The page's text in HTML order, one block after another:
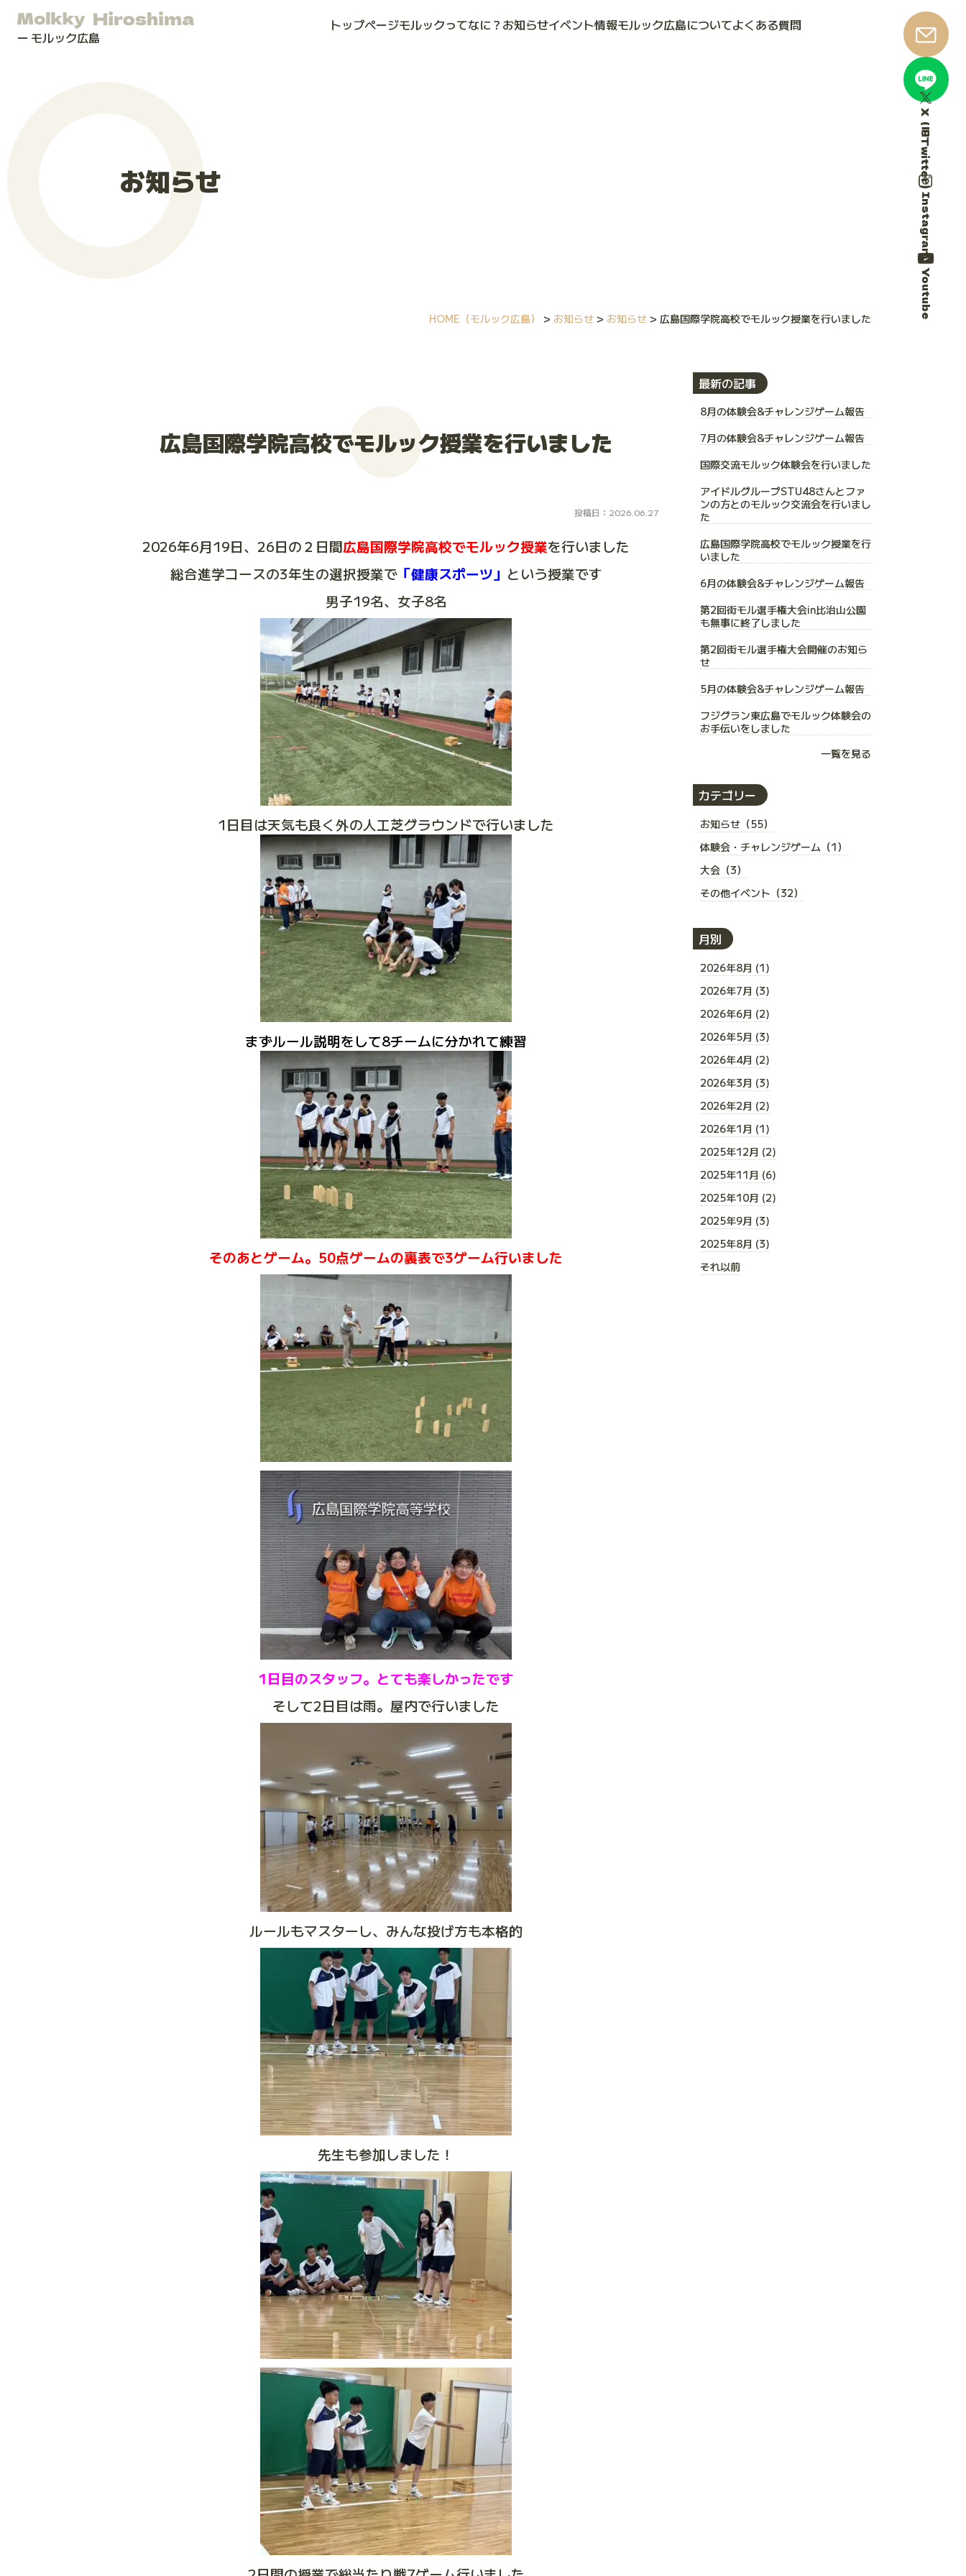
モルック広島
トップページモルックってなに？ お知らせイベント情報モルック広島についてよくある質問
X（旧Twitter）
Instagram
Youtube
お知らせ
HOME （モルック広島） > お知らせ > お知らせ > 広島国際学院高校でモルック授業を行いました
広島国際学院高校でモルック授業を行いました
投稿日：2026.06.27
2026年6月19日、26日の２日間広島国際学院高校でモルック授業を行いました
総合進学コースの3年生の選択授業で「健康スポーツ」 という授業です
男子19名、女子8名
1日目は天気も良く外の人工芝グラウンドで行いました
まずルール説明をして8チームに分かれて練習
そのあとゲーム。50点ゲームの裏表で3ゲーム行いました
1日目のスタッフ。とても楽しかったです
そして2日目は雨。屋内で行いました
ルールもマスターし、みんな投げ方も本格的
先生も参加しました！
最新の記事
8月の体験会&チャレンジゲーム報告
7月の体験会&チャレンジゲーム報告
国際交流モルック体験会を行いました
アイドルグループSTU48さんとファ
ンの方とのモルック交流会を行いまし
た
広島国際学院高校でモルック授業を行
いました
6月の体験会&チャレンジゲーム報告
第2回街モル選手権大会in比治山公園
も無事に終了しました
第2回街モル選手権大会開催のお知ら
せ
5月の体験会&チャレンジゲーム報告
フジグラン東広島でモルック体験会の
お手伝いをしました
一覧を見る
カテゴリー
お知らせ（55）
体験会・チャレンジゲーム（1）
大会（3）
その他イベント（32）
月別
2026年8月 (1)
2026年7月 (3)
2026年6月 (2)
2026年5月 (3)
2026年4月 (2)
2026年3月 (3)
2026年2月 (2)
2026年1月 (1)
2025年12月 (2)
2025年11月 (6)
2025年10月 (2)
2025年9月 (3)
2025年8月 (3)
それ以前